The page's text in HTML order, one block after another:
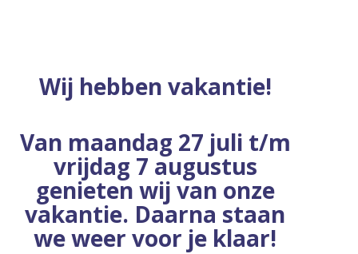
Wij hebben vakantie!
Van maandag 27 juli t/m
vrijdag 7 augustus
genieten wij van onze
vakantie. Daarna staan
we weer voor je klaar!